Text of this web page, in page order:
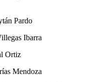
Pardo
Ibarra
Ortiz
Mendoza